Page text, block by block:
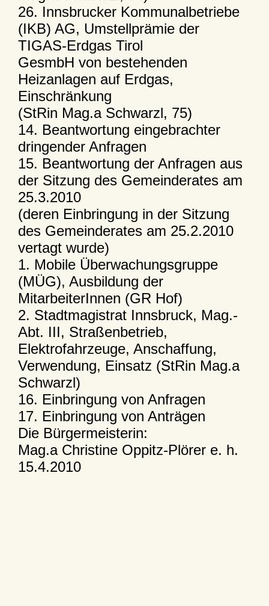
26. Innsbrucker Kommunalbetriebe
(IKB) AG, Umstellprämie der
TIGAS-Erdgas Tirol
GesmbH von bestehenden
Heizanlagen auf Erdgas,
Einschränkung
(StRin Mag.a Schwarzl, 75)
14. Beantwortung eingebrachter
dringender Anfragen
15. Beantwortung der Anfragen aus
der Sitzung des Gemeinderates am
25.3.2010
(deren Einbringung in der Sitzung
des Gemeinderates am 25.2.2010
vertagt wurde)
1. Mobile Überwachungsgruppe
(MÜG), Ausbildung der
MitarbeiterInnen (GR Hof)
2. Stadtmagistrat Innsbruck, Mag.-
Abt. III, Straßenbetrieb,
Elektrofahrzeuge, Anschaffung,
Verwendung, Einsatz (StRin Mag.a
Schwarzl)
16. Einbringung von Anfragen
17. Einbringung von Anträgen
Die Bürgermeisterin:
Mag.a Christine Oppitz-Plörer e. h.
15.4.2010